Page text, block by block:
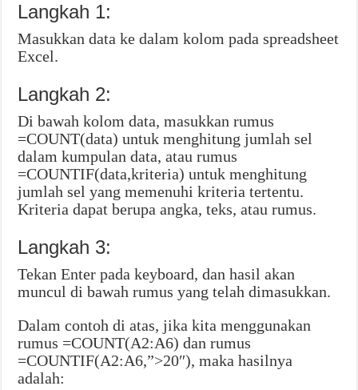
Langkah 1:
Masukkan data ke dalam kolom pada spreadsheet
Excel.
Langkah 2:
Di bawah kolom data, masukkan rumus
=COUNT(data) untuk menghitung jumlah sel
dalam kumpulan data, atau rumus
=COUNTIF(data,kriteria) untuk menghitung
jumlah sel yang memenuhi kriteria tertentu.
Kriteria dapat berupa angka, teks, atau rumus.
Langkah 3:
Tekan Enter pada keyboard, dan hasil akan
muncul di bawah rumus yang telah dimasukkan.
Dalam contoh di atas, jika kita menggunakan
rumus =COUNT(A2:A6) dan rumus
=COUNTIF(A2:A6,”>20″), maka hasilnya
adalah: